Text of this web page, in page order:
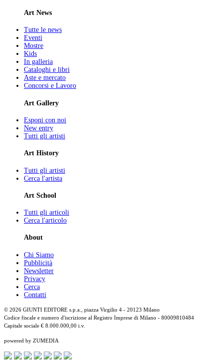
Art News
Tutte le news
Eventi
Mostre
Kids
In galleria
Cataloghi e libri
Aste e mercato
Concorsi e Lavoro
Art Gallery
Esponi con noi
New entry
Tutti gli artisti
Art History
Tutti gli artisti
Cerca l'artista
Art School
Tutti gli articoli
Cerca l'articolo
About
Chi Siamo
Pubblicità
Newsletter
Privacy
Cerca
Contatti
© 2026 GIUNTI EDITORE s.p.a., piazza Virgilio 4 - 20123 Milano
Codice fiscale e numero d'iscrizione al Registro Imprese di Milano - 80009810484
Capitale sociale € 8.000.000,00 i.v.
powered by ZUMEDIA